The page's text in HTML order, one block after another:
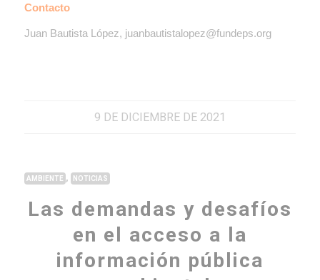
Contacto
Juan Bautista López, juanbautistalopez@fundeps.org
9 DE DICIEMBRE DE 2021
AMBIENTE , NOTICIAS
Las demandas y desafíos
en el acceso a la
información pública